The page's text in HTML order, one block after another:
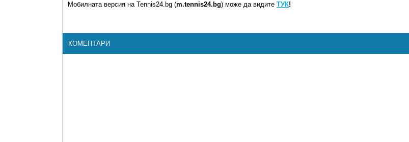
Мобилната версия на Tennis24.bg (m.tennis24.bg) може да видите ТУК!
КОМЕНТАРИ